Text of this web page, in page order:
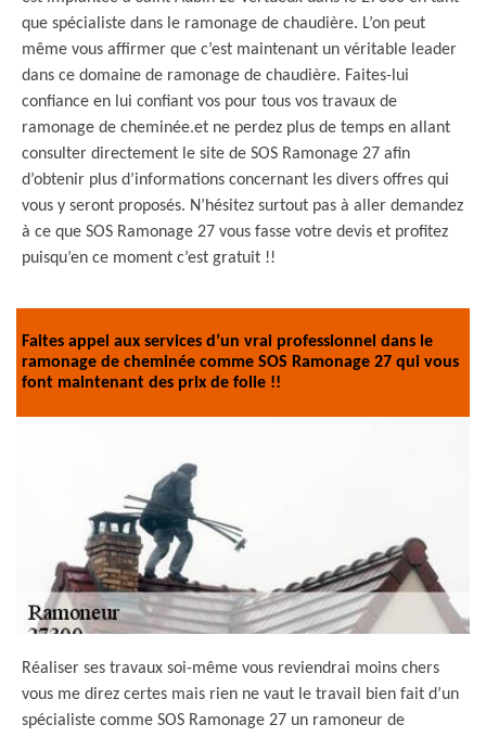
que spécialiste dans le ramonage de chaudière. L’on peut
même vous affirmer que c’est maintenant un véritable leader
dans ce domaine de ramonage de chaudière. Faites-lui
confiance en lui confiant vos pour tous vos travaux de
ramonage de cheminée.et ne perdez plus de temps en allant
consulter directement le site de SOS Ramonage 27 afin
d’obtenir plus d’informations concernant les divers offres qui
vous y seront proposés. N’hésitez surtout pas à aller demandez
à ce que SOS Ramonage 27 vous fasse votre devis et profitez
puisqu’en ce moment c’est gratuit !!
Faites appel aux services d’un vrai professionnel dans le
ramonage de cheminée comme SOS Ramonage 27 qui vous
font maintenant des prix de folie !!
Réaliser ses travaux soi-même vous reviendrai moins chers
vous me direz certes mais rien ne vaut le travail bien fait d’un
spécialiste comme SOS Ramonage 27 un ramoneur de